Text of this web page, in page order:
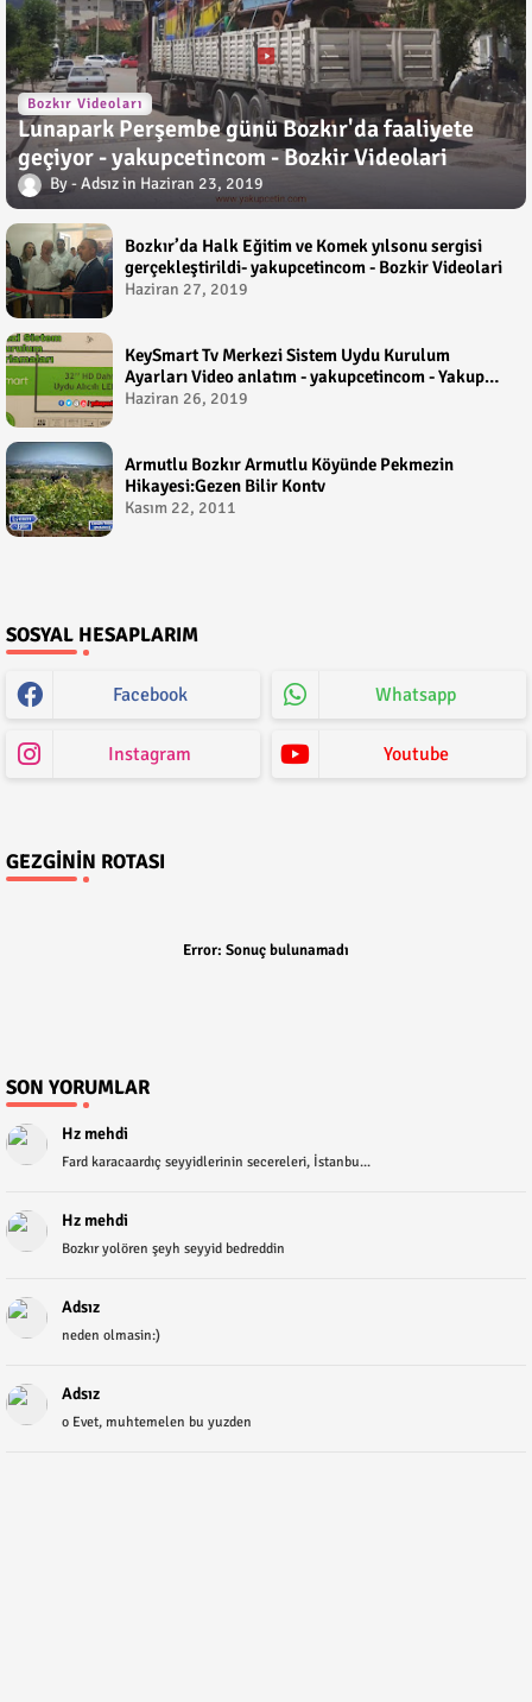
Bozkır Videoları
Lunapark Perşembe günü Bozkır'da faaliyete
geçiyor - yakupcetincom - Bozkir Videolari
Adsız Haziran 23, 2019
Bozkır’da Halk Eğitim ve Komek yılsonu sergisi
gerçekleştirildi- yakupcetincom - Bozkir Videolari
Haziran 27, 2019
KeySmart Tv Merkezi Sistem Uydu Kurulum
Ayarları Video anlatım - yakupcetincom - Yakup
Çetin
Haziran 26, 2019
Armutlu Bozkır Armutlu Köyünde Pekmezin
Hikayesi:Gezen Bilir Kontv
Kasım 22, 2011
SOSYAL HESAPLARIM
Facebook Whatsapp
Instagram Youtube
GEZGININ ROTASI
Error: Sonuç bulunamadı
SON YORUMLAR
Hz mehdi
Fard karacaardıç seyyidlerinin secereleri, İstanbu...
Hz mehdi
Bozkır yolören şeyh seyyid bedreddin
Adsız
neden olmasin:)
Adsız
o Evet, muhtemelen bu yuzden